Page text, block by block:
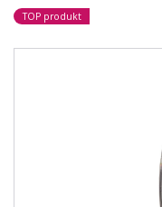
TOP produkt